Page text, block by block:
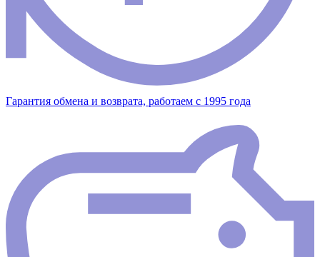
Гарантия обмена и возврата, работаем с 1995 года